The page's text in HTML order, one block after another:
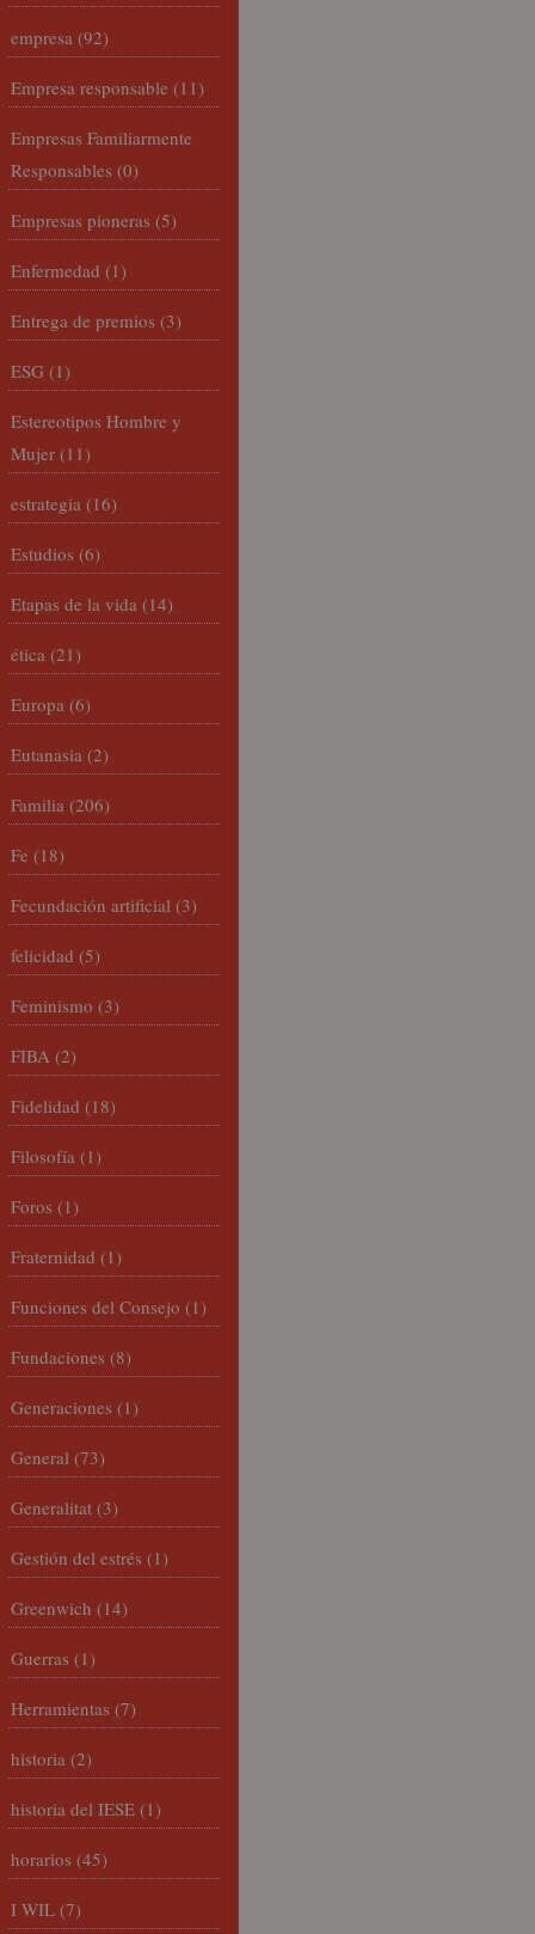
empresa (92)
Empresa responsable (11)
Empresas Familiarmente
Responsables (0)
Empresas pioneras (5)
Enfermedad (1)
Entrega de premios (3)
ESG (1)
Estereotipos Hombre y
Mujer (11)
estrategia (16)
Estudios (6)
Etapas de la vida (14)
ética (21)
Europa (6)
Eutanasia (2)
Familia (206)
Fe (18)
Fecundación artificial (3)
felicidad (5)
Feminismo (3)
FIBA (2)
Fidelidad (18)
Filosofía (1)
Foros (1)
Fraternidad (1)
Funciones del Consejo (1)
Fundaciones (8)
Generaciones (1)
General (73)
Generalitat (3)
Gestión del estrés (1)
Greenwich (14)
Guerras (1)
Herramientas (7)
historia (2)
historia del IESE (1)
horarios (45)
I WIL (7)